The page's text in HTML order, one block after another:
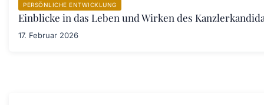
PERSÖNLICHE ENTWICKLUNG
Einblicke in das Leben und Wirken des
17. Februar 2026